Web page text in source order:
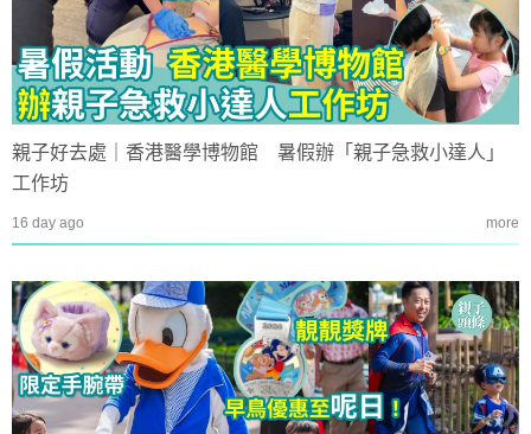
親子好去處｜香港醫學博物館 暑假辦「親子急救小達人」
工作坊
16 day ago more